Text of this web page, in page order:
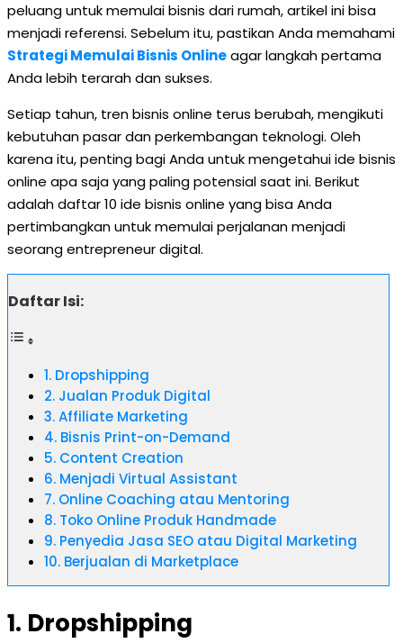
peluang untuk memulai bisnis dari rumah, artikel ini bisa
menjadi referensi. Sebelum itu, pastikan Anda memahami
Strategi Memulai Bisnis Onlineagar langkah pertama
Anda lebih terarah dan sukses.
Setiap tahun, tren bisnis online terus berubah, mengikuti
kebutuhan pasar dan perkembangan teknologi. Oleh
karena itu, penting bagi Anda untuk mengetahui ide bisnis
online apa saja yang paling potensial saat ini. Berikut
adalah daftar 10 ide bisnis online yang bisa Anda
pertimbangkan untuk memulai perjalanan menjadi
seorang entrepreneur digital.
Daftar Isi:
1. Dropshipping
2. Jualan Produk Digital
3. Affiliate Marketing
4. Bisnis Print-on-Demand
5. Content Creation
6. Menjadi Virtual Assistant
7. Online Coaching atau Mentoring
8. Toko Online Produk Handmade
9. Penyedia Jasa SEO atau Digital Marketing
10. Berjualan di Marketplace
1. Dropshipping